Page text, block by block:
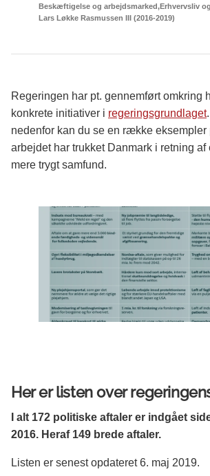
Beskæftigelse og arbejdsmarked Erhvervsliv
Lars Løkke Rasmussen III (2016-2019)
Regeringen har pt. gennemført omkring
konkrete initiativer i regeringsgrundlaget
nedenfor kan du se en række eksempler
arbejdet har trukket Danmark i retning af
mere trygt samfund.
Her er listen over
I alt 172 politiske aftaler er indgået
2016. Heraf 149 brede aftaler.
Listen er senest opdateret 6. maj 2019.